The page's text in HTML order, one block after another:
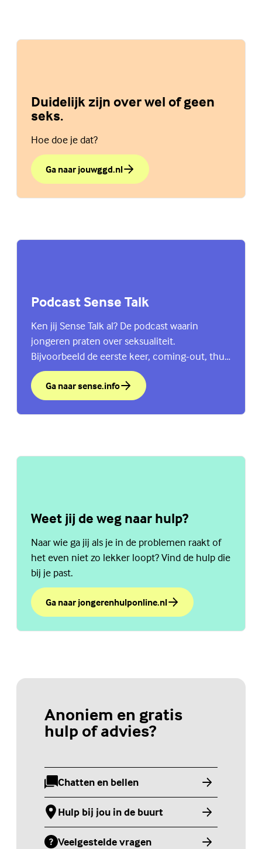
Duidelijk zijn over wel of geen
seks.
Hoe doe je dat?
Ga naar jouwggd.nl
over Duidelijk zijn over wel of geen seks.
Podcast Sense Talk
Ken jij Sense Talk al? De podcast waarin
jongeren praten over seksualiteit.
Bijvoorbeeld de eerste keer, coming-out, thuis
praten over seks en nog veel meer. Ga naar
sense.info.
Ga naar sense.info
over Podcast Sense Talk
Weet jij de weg naar hulp?
Naar wie ga jij als je in de problemen raakt of
het even niet zo lekker loopt? Vind de hulp die
bij je past.
Ga naar jongerenhulponline.nl
over Weet jij de weg naar hulp?
Anoniem en gratis
hulp of advies?
Chatten en bellen
Hulp bij jou in de buurt
Veelgestelde vragen